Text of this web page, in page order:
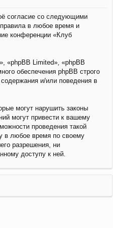
согласие со следующими
в любое время и
конференции «Клуб
«phpBB Limited», «phpBB
обеспечения phpBB строго
и/или поведения в
могут нарушить законы
могут привести к вашему
проведения такой
в любое время по своему
разрешения, ни
доступу к ней.